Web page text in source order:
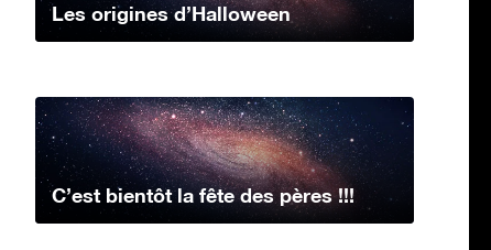
Les origines d’Halloween
C’est bientôt la fête des pères !!!